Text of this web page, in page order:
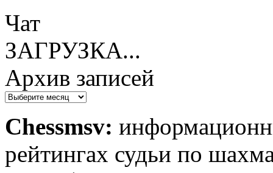
Чат
ЗАГРУЗКА...
Архив записей
Архив
Chessmsv:
рейтингах судьи по